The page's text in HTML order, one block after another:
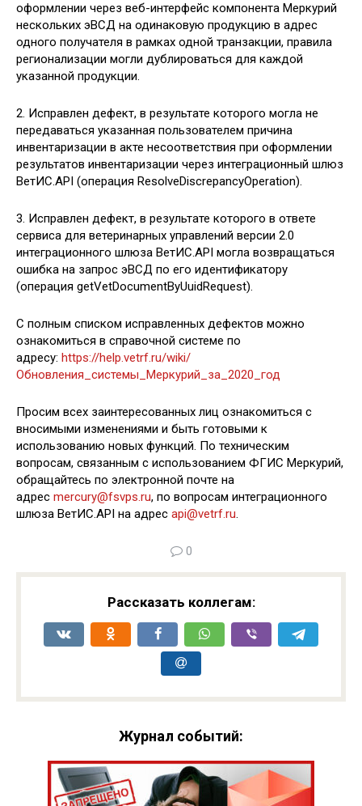
оформлении через веб-интерфейс компонента Меркурий
нескольких эВСД на одинаковую продукцию в адрес
одного получателя в рамках одной транзакции, правила
регионализации могли дублироваться для каждой
указанной продукции.
2. Исправлен дефект, в результате которого могла не
передаваться указанная пользователем причина
инвентаризации в акте несоответствия при оформлении
результатов инвентаризации через интеграционный шлюз
ВетИС.API (операция ResolveDiscrepancyOperation).
3. Исправлен дефект, в результате которого в ответе
сервиса для ветеринарных управлений версии 2.0
интеграционного шлюза ВетИС.API могла возвращаться
ошибка на запрос эВСД по его идентификатору
(операция getVetDocumentByUuidRequest).
С полным списком исправленных дефектов можно
ознакомиться в справочной системе по
адресу: https://help.vetrf.ru/wiki/
Обновления_системы_Меркурий_за_2020_год
Просим всех заинтересованных лиц ознакомиться с
вносимыми изменениями и быть готовыми к
использованию новых функций. По техническим
вопросам, связанным с использованием ФГИС Меркурий,
обращайтесь по электронной почте на
адрес mercury@fsvps.ru, по вопросам интеграционного
шлюза ВетИС.API на адрес api@vetrf.ru.
0
Рассказать коллегам:
Журнал событий: